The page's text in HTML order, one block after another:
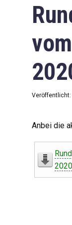
Veröffentlicht:
Anbei die
2020